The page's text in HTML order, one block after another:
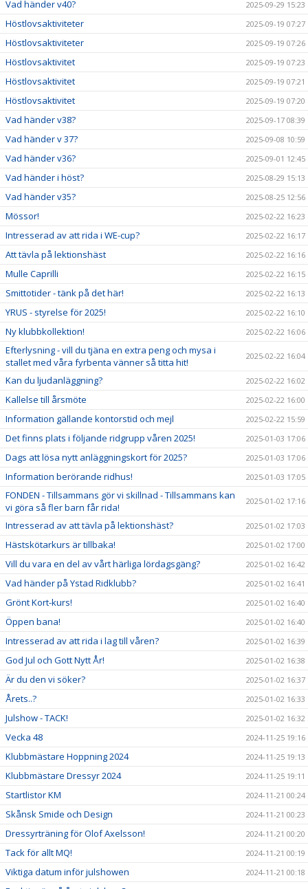
Vad händer v40? 2025-09-29 15:23
Höstlovsaktiviteter 2025-09-19 07:27
Höstlovsaktiviteter 2025-09-19 07:26
Höstlovsaktivitet 2025-09-19 07:23
Höstlovsaktivitet 2025-09-19 07:21
Höstlovsaktivitet 2025-09-19 07:20
Vad händer v38? 2025-09-17 08:39
Vad händer v 37? 2025-09-08 10:59
Vad händer v36? 2025-09-01 12:45
Vad händer i höst? 2025-08-29 15:13
Vad händer v35? 2025-08-25 12:56
Mössor! 2025-02-22 16:23
Intresserad av att rida i WE-cup? 2025-02-22 16:17
Att tävla på lektionshäst 2025-02-22 16:16
Mulle Caprilli 2025-02-22 16:15
Smittotider - tänk på det här! 2025-02-22 16:13
YRUS - styrelse för 2025! 2025-02-22 16:10
Ny klubbkollektion! 2025-02-22 16:06
Efterlysning - vill du tjäna en extra peng och mysa i
stallet med våra fyrbenta vänner så titta hit!
2025-02-22 16:04
Kan du ljudanläggning? 2025-02-22 16:02
Kallelse till årsmöte 2025-02-22 16:00
Information gällande kontorstid och mejl 2025-02-22 15:59
Det finns plats i följande ridgrupp våren 2025! 2025-01-03 17:06
Dags att lösa nytt anläggningskort för 2025? 2025-01-03 17:06
Information berörande ridhus! 2025-01-03 17:05
FONDEN - Tillsammans gör vi skillnad - Tillsammans kan
vi göra så fler barn får rida!
2025-01-02 17:16
Intresserad av att tävla på lektionshäst? 2025-01-02 17:03
Hästskötarkurs är tillbaka! 2025-01-02 17:00
Vill du vara en del av vårt härliga lördagsgäng? 2025-01-02 16:42
Vad händer på Ystad Ridklubb? 2025-01-02 16:41
Grönt Kort-kurs! 2025-01-02 16:40
Öppen bana! 2025-01-02 16:40
Intresserad av att rida i lag till våren? 2025-01-02 16:39
God Jul och Gott Nytt År! 2025-01-02 16:38
Är du den vi söker? 2025-01-02 16:37
Årets..? 2025-01-02 16:33
Julshow - TACK! 2025-01-02 16:32
Vecka 48 2024-11-25 19:16
Klubbmästare Hoppning 2024 2024-11-25 19:13
Klubbmästare Dressyr 2024 2024-11-25 19:11
Startlistor KM 2024-11-21 00:24
Skånsk Smide och Design 2024-11-21 00:23
Dressyrträning för Olof Axelsson! 2024-11-21 00:20
Tack för allt MQ! 2024-11-21 00:19
Viktiga datum inför julshowen 2024-11-21 00:18